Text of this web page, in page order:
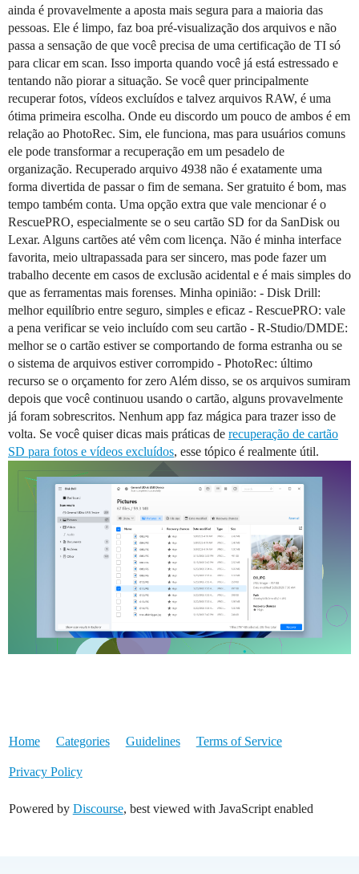
ainda é provavelmente a aposta mais segura para a maioria das
pessoas. Ele é limpo, faz boa pré-visualização dos arquivos e não
passa a sensação de que você precisa de uma certificação de TI só
para clicar em scan. Isso importa quando você já está estressado e
tentando não piorar a situação. Se você quer principalmente
recuperar fotos, vídeos excluídos e talvez arquivos RAW, é uma
ótima primeira escolha. Onde eu discordo um pouco de ambos é em
relação ao PhotoRec. Sim, ele funciona, mas para usuários comuns
ele pode transformar a recuperação em um pesadelo de
organização. Recuperado arquivo 4938 não é exatamente uma
forma divertida de passar o fim de semana. Ser gratuito é bom, mas
tempo também conta. Uma opção extra que vale mencionar é o
RescuePRO, especialmente se o seu cartão SD for da SanDisk ou
Lexar. Alguns cartões até vêm com licença. Não é minha interface
favorita, meio ultrapassada para ser sincero, mas pode fazer um
trabalho decente em casos de exclusão acidental e é mais simples do
que as ferramentas mais forenses. Minha opinião: - Disk Drill:
melhor equilíbrio entre seguro, simples e eficaz - RescuePRO: vale
a pena verificar se veio incluído com seu cartão - R-Studio/DMDE:
melhor se o cartão estiver se comportando de forma estranha ou se
o sistema de arquivos estiver corrompido - PhotoRec: último
recurso se o orçamento for zero Além disso, se os arquivos sumiram
depois que você continuou usando o cartão, alguns provavelmente
já foram sobrescritos. Nenhum app faz mágica para trazer isso de
volta. Se você quiser dicas mais práticas de recuperação de cartão
SD para fotos e vídeos excluídos, esse tópico é realmente útil.
Home Categories Guidelines Terms of Service
Privacy Policy
Powered by Discourse, best viewed with JavaScript enabled